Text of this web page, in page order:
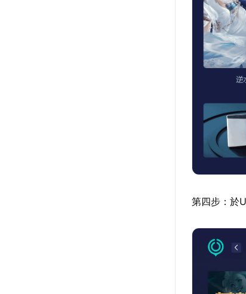
第四步：於